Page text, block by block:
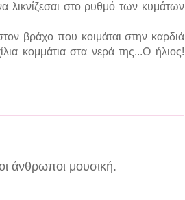
λικνίζεσαι στο ρυθμό των κυμάτων
βράχο που κοιμάται στην καρδιά
κομμάτια στα νερά της...Ο ήλιος!
άνθρωποι μουσική.